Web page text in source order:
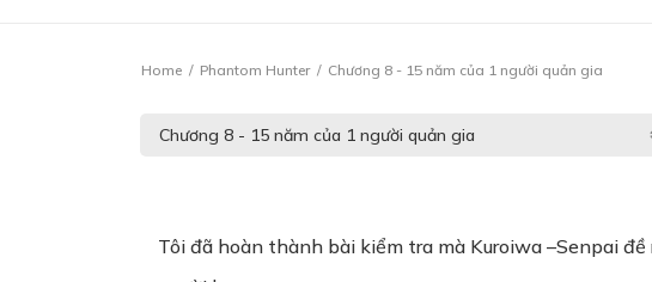
Home Phantom Hunter Chương 8 - 15 năm của 1 người quản gia
Tôi đã hoàn thành bài kiểm tra mà Kuroiwa –Senpai